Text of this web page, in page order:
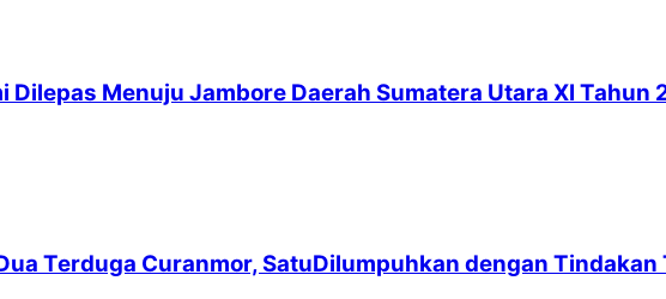
Dilepas Menuju Jambore Daerah Sumatera Utara XI Tahun
Terduga Curanmor, SatuDilumpuhkan dengan